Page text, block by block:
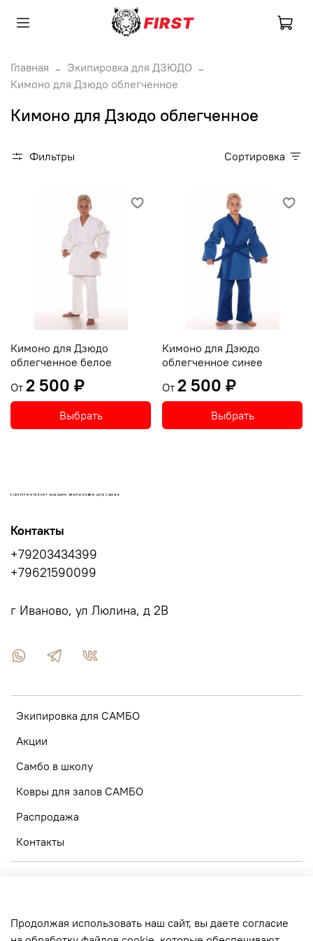
Главная
Экипировка для ДЗЮДО
Кимоно для Дзюдо облегченное
Кимоно для Дзюдо облегченное
Фильтры Сортировка
Кимоно для Дзюдо
облегченное белое
От 2 500 ₽
Выбрать
Кимоно для Дзюдо
облегченное синее
От 2 500 ₽
Выбрать
FIRST37 ИНТЕРНЕТ МАГАЗИН ЭКИПИРОВКИ ДЛЯ САМБО
Экипировка для САМБО
Акции
Самбо в школу
Ковры для залов САМБО
Распродажа
Контакты
Тренерам
Контакты
+79203434399
+79621590099
г Иваново, ул Люлина, д 2В
Продолжая использовать наш сайт, вы даете согласие